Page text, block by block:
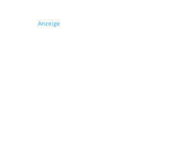
Anzeige